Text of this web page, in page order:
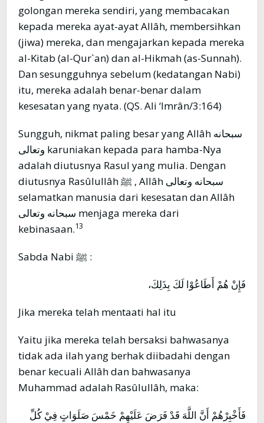
golongan mereka sendiri, yang membacakan
kepada mereka ayat-ayat Allâh, membersihkan
(jiwa) mereka, dan mengajarkan kepada mereka
al-Kitab (al-Qur`an) dan al-Hikmah (as-Sunnah).
Dan sesungguhnya sebelum (kedatangan Nabi)
itu, mereka adalah benar-benar dalam
kesesatan yang nyata. (QS. Ali ‘Imrân/3:164)
Sungguh, nikmat paling besar yang Allâh سبحانه
وتعالى karuniakan kepada para hamba-Nya
adalah diutusnya Rasul yang mulia. Dengan
diutusnya Rasûlullâh ﷺ , Allâh سبحانه وتعالى
selamatkan manusia dari kesesatan dan Allâh
سبحانه وتعالى menjaga mereka dari
kebinasaan.13
Sabda Nabi ﷺ :
فَإِنْ هُمْ أَطَاعُوْا لَكَ بِذَلِكَ،
Jika mereka telah mentaati hal itu
Yaitu jika mereka telah bersaksi bahwasanya
tidak ada ilah yang berhak diibadahi dengan
benar kecuali Allâh dan bahwasanya
Muhammad adalah Rasûlullâh, maka:
فَأَخْبِرْهُمْ أَنَّ اللَّهَ قَدْ فَرَضَ عَلَيْهِمْ خَمْسَ صَلَوَاتٍ فِيْ كُلِّ